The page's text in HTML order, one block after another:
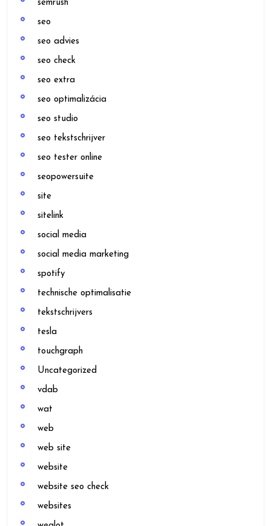
semrush
seo
seo advies
seo check
seo extra
seo optimalizácia
seo studio
seo tekstschrijver
seo tester online
seopowersuite
site
sitelink
social media
social media marketing
spotify
technische optimalisatie
tekstschrijvers
tesla
touchgraph
Uncategorized
vdab
wat
web
web site
website
website seo check
websites